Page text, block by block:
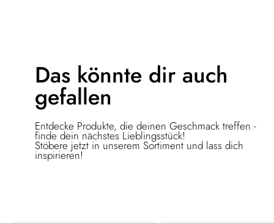
Das könnte dir auch
gefallen
Entdecke Produkte, die deinen Geschmack treffen -
finde dein nächstes Lieblingsstück!
Stöbere jetzt in unserem Sortiment und lass dich
inspirieren!